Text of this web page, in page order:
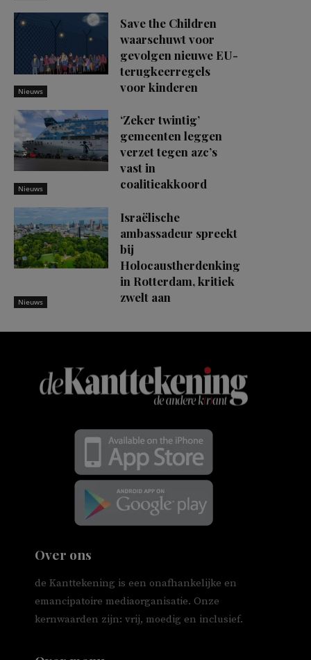
Nieuws
Save the Children
waarschuwt voor
gevolgen nieuwe EU-
terugkeerregels
voor kinderen
Nieuws
‘Zeker twintig’
gemeenten leggen
verzet tegen azc’s
vast in
coalitieakkoord
Nieuws
Israëlische
ambassadeur spreekt
bij
Holocaustherdenking
in Rotterdam, kritiek
zwelt aan
Over ons
de Kanttekening is een onafhankelijke en
emancipatoire mediaorganisatie. Onze
kernwaarden zijn: vrij, moedig en inclusief.